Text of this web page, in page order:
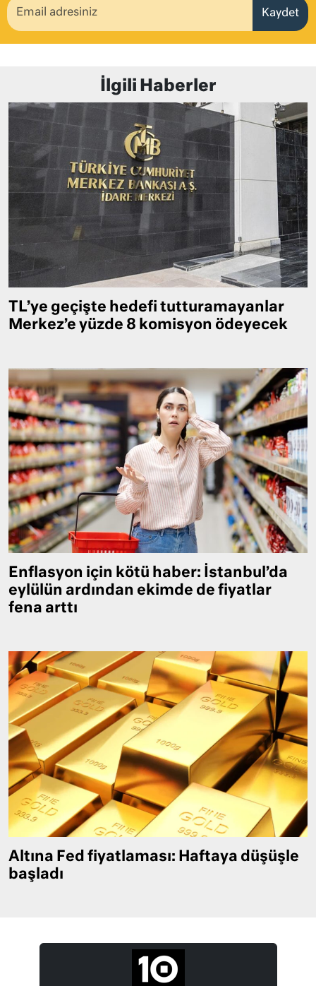
Kaydet
İlgili Haberler
TL’ye geçişte hedefi tutturamayanlar
Merkez’e yüzde 8 komisyon ödeyecek
Enflasyon için kötü haber: İstanbul’da
eylülün ardından ekimde de fiyatlar
fena arttı
Altına Fed fiyatlaması: Haftaya düşüşle
başladı